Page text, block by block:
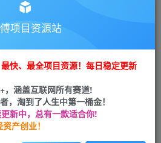
9.9金币99
立即购买
登录！建议登陆后购买，可保存购买订单
项目资源站
快、最全项目资源！每日稳定更新
，涵盖互联网所有赛道!
，淘到了人生中第一桶金！
新中，总有一款适合你!
产创业！